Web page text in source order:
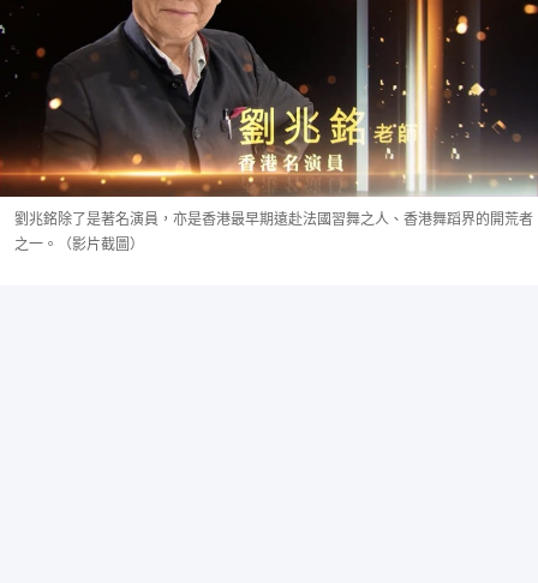
劉兆銘除了是著名演員，亦是香港最早期遠赴法國習舞之人、香港舞蹈界的開荒者
之一。（影片截圖）